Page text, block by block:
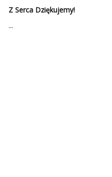
Z Serca Dziękujemy!
...